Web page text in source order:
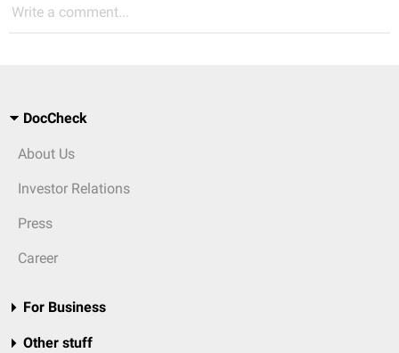
Write a comment...
DocCheck
About Us
Investor Relations
Press
Career
For Business
Other stuff